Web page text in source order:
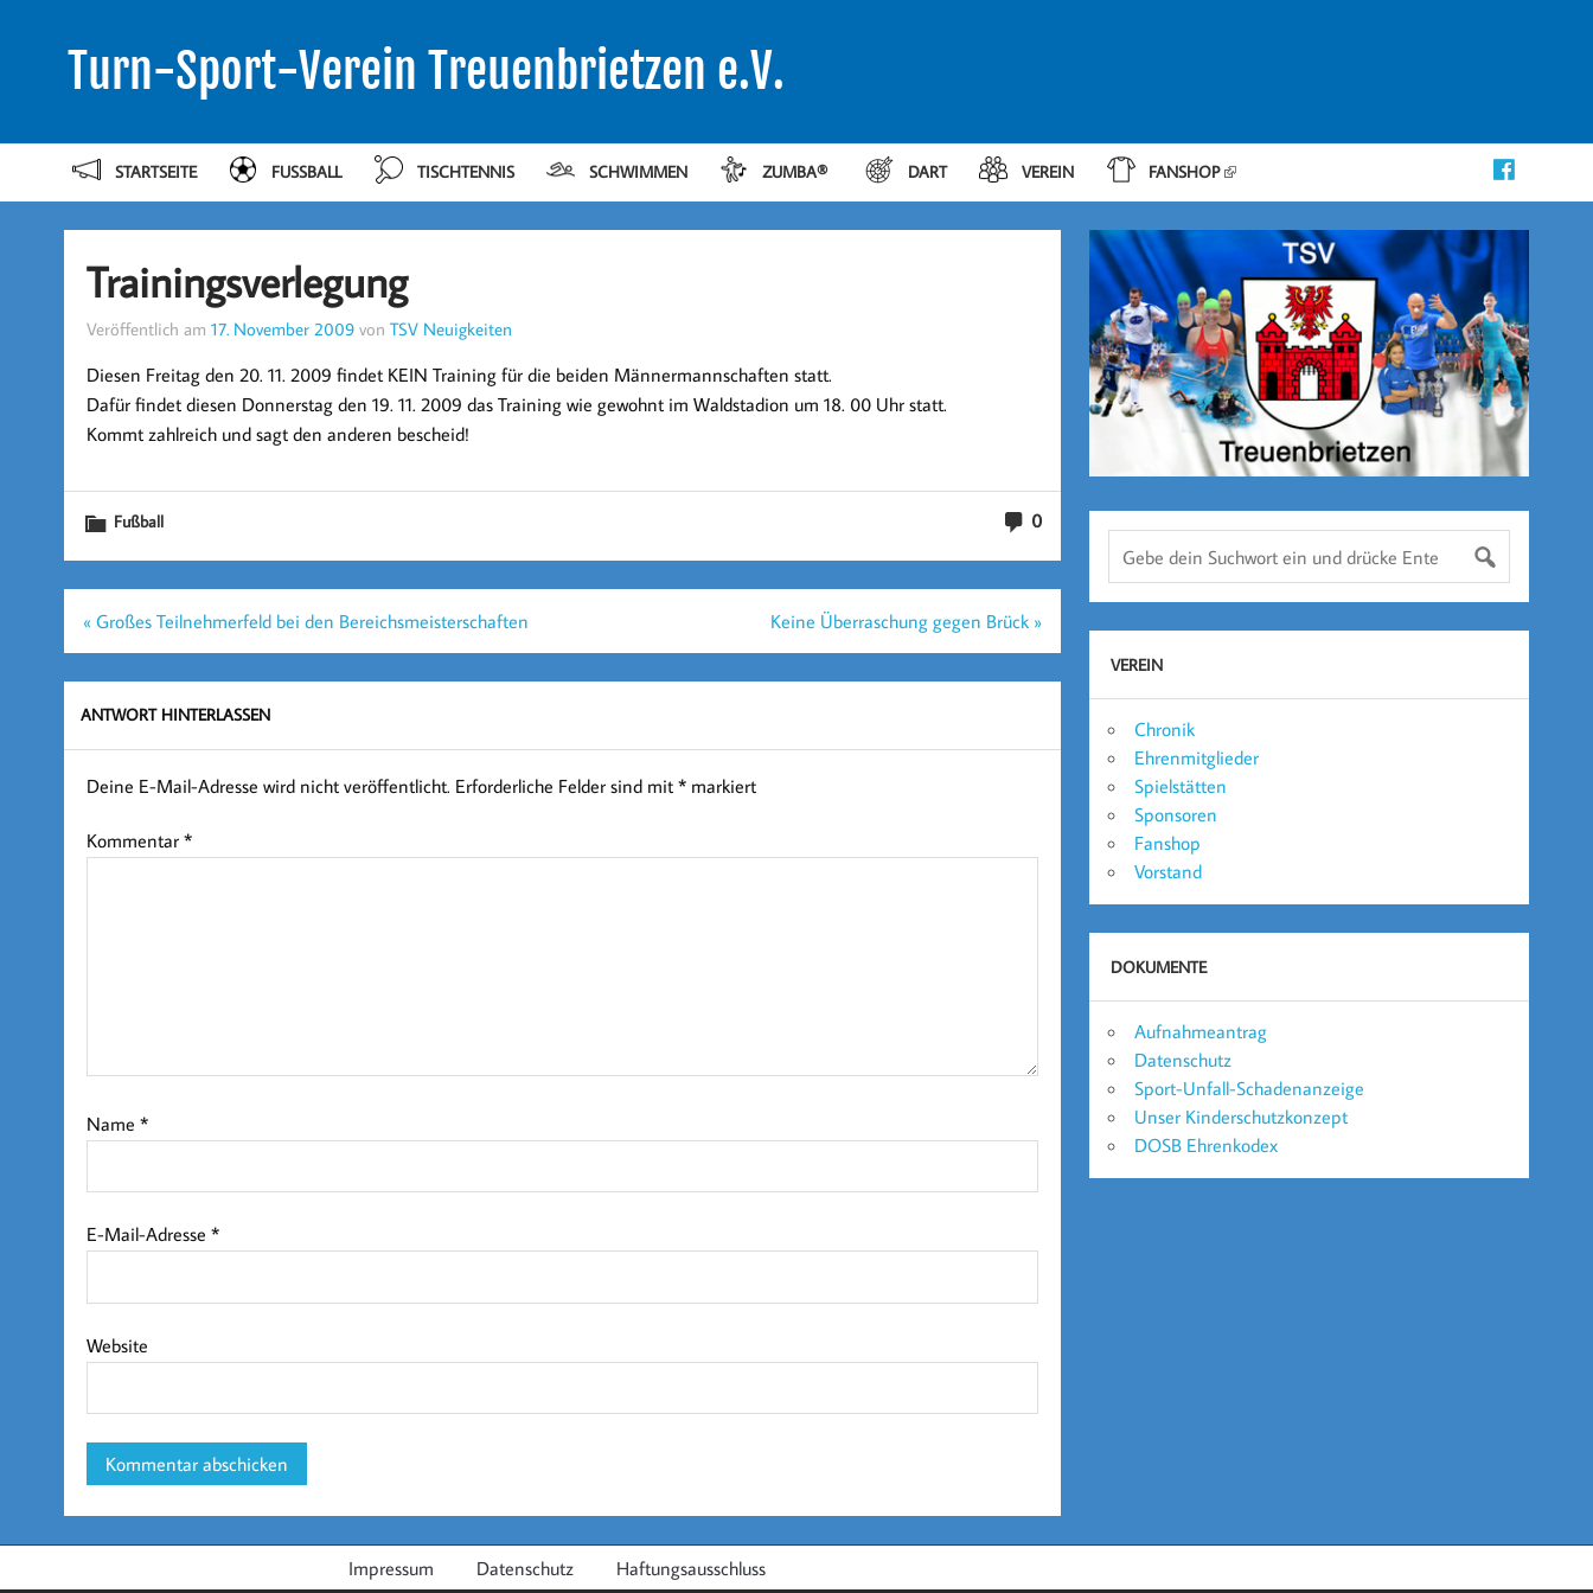
Turn-Sport-Verein Treuenbrietzen e.V.
STARTSEITE FUSSBALL TISCHTENNIS SCHWIMMEN ZUMBA® DART VEREIN FANSHOP
Trainingsverlegung
Veröffentlich am 17. November 2009von TSV Neuigkeiten
Diesen Freitag den 20. 11. 2009 findet KEIN Training für die beiden Männermannschaften statt.
Dafür findet diesen Donnerstag den 19. 11. 2009 das Training wie gewohnt im Waldstadion um 18. 00 Uhr statt.
Kommt zahlreich und sagt den anderen bescheid!
0
Fußball
Beitragsnavigation
« Großes Teilnehmerfeld bei den Bereichsmeisterschaften Keine Überraschung gegen Brück »
ANTWORT HINTERLASSEN
Deine E-Mail-Adresse wird nicht veröffentlicht. Erforderliche Felder sind mit *markiert
Kommentar *
Name *
E-Mail-Adresse *
Website
VEREIN
Chronik
Ehrenmitglieder
Spielstätten
Sponsoren
Fanshop
Vorstand
DOKUMENTE
Aufnahmeantrag
Datenschutz
Sport-Unfall-Schadenanzeige
Unser Kinderschutzkonzept
DOSB Ehrenkodex
Impressum Datenschutz Haftungsausschluss